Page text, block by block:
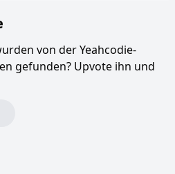
von der Yeahcodie-
gefunden? Upvote ihn und